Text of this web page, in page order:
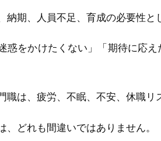
納期、人員不足、育成の必要性と
惑をかけたくない」「期待に応
職は、疲労、不眠、不安、休職リ
、どれも間違いではありません。